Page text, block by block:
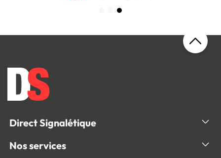
Direct Signalétique
Nos services